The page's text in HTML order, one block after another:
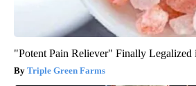
"Potent Pain Reliever" Finally Legalized
Triple Green Farms